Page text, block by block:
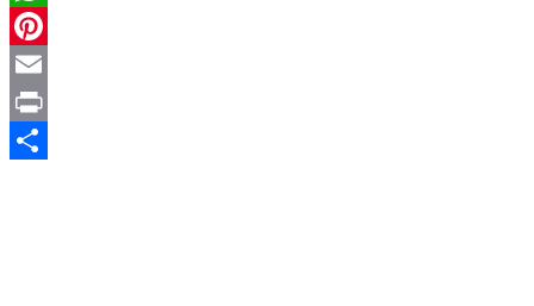
WhatsApp
Pinterest
Email
Print